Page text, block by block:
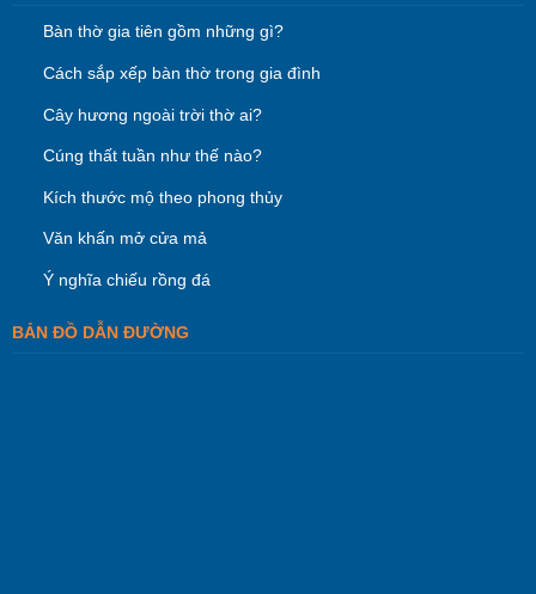
Bàn thờ gia tiên gồm những gì?
Cách sắp xếp bàn thờ trong gia đình
Cây hương ngoài trời thờ ai?
Cúng thất tuần như thế nào?
Kích thước mộ theo phong thủy
Văn khấn mở cửa mả
Ý nghĩa chiếu rồng đá
BẢN ĐỒ DẪN ĐƯỜNG